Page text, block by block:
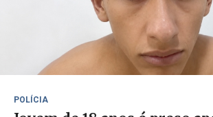
POLÍCIA